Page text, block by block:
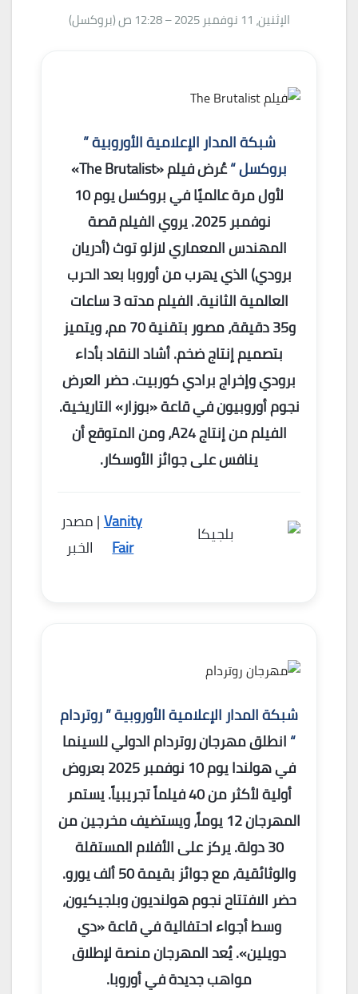
الإثنين، 11 نوفمبر 2025 – 12:28 ص (بروكسل)
شبكة المدار الإعلامية الأوروبية ”
بروكسل “
عُرض فيلم «The Brutalist»
لأول مرة عالميًا في بروكسل يوم 10
نوفمبر 2025. يروي الفيلم قصة
المهندس المعماري لازلو توث (أدريان
برودي) الذي يهرب من أوروبا بعد الحرب
العالمية الثانية. الفيلم مدته 3 ساعات
و35 دقيقة، مصور بتقنية 70 مم، ويتميز
بتصميم إنتاج ضخم. أشاد النقاد بأداء
برودي وإخراج برادي كوربيت. حضر العرض
نجوم أوروبيون في قاعة «بوزار» التاريخية.
الفيلم من إنتاج A24، ومن المتوقع أن
ينافس على جوائز الأوسكار.
Vanity
Fair
| مصدر
الخبر
شبكة المدار الإعلامية الأوروبية ” روتردام
“انطلق مهرجان روتردام الدولي للسينما
في هولندا يوم 10 نوفمبر 2025 بعروض
أولية لأكثر من 40 فيلماً تجريبياً. يستمر
المهرجان 12 يوماً، ويستضيف مخرجين من
30 دولة. يركز على الأفلام المستقلة
والوثائقية، مع جوائز بقيمة 50 ألف يورو.
حضر الافتتاح نجوم هولنديون وبلجيكيون،
وسط أجواء احتفالية في قاعة «دي
دويلين». يُعد المهرجان منصة لإطلاق
مواهب جديدة في أوروبا.